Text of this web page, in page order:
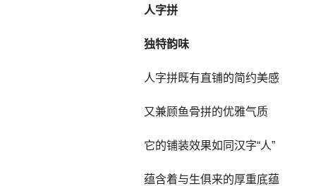
人字拼
独特韵味
人字拼既有直铺的简约美感
又兼顾鱼骨拼的优雅气质
它的铺装效果如同汉字“人”
蕴含着与生俱来的厚重底蕴